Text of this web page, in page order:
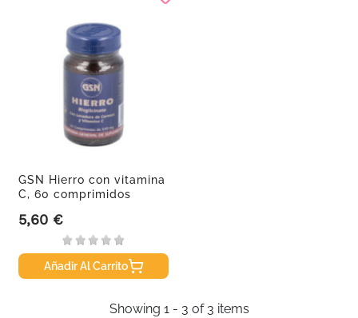
GSN Hierro con vitamina
C, 60 comprimidos
Precio
5,60 €
Añadir Al Carrito
Showing 1 - 3 of 3 items